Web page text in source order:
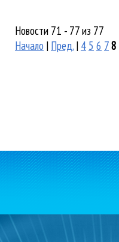
Новости 71 - 77 из 77
Начало | Пред. | 4 5 6 78